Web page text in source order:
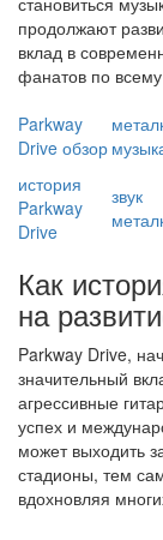
продолжают
вклад в
фанатов по
Parkway
Drive обзор
история
Parkway
Drive
звук
Как
на
Parkway Drive,
значительный
агрессивные
успех и
может выходить
стадионы, тем
вдохновляя